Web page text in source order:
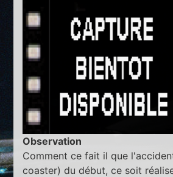
Observation
Comment ce fait il que
coaster) du début, ce soit